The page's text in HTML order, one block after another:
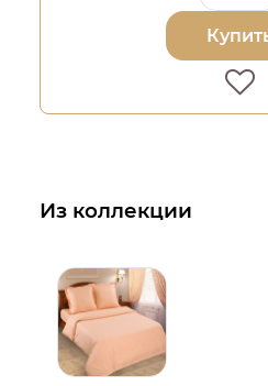
Из коллекции